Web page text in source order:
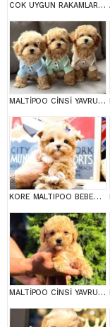
COK UYGUN RAKAMLARA GERÇEK MALTİPOO YAVRULAR
MALTİPOO CİNSİ YAVRULAR EV ÜRETİMİ
KORE MALTIPOO BEBEKLERIM
MALTİPOO CİNSİ YAVRULAR EV ÜRETİMİ